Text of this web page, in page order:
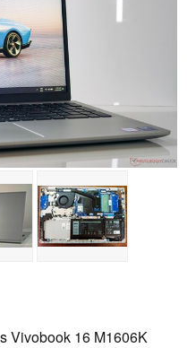
Vivobook 16 M1606K